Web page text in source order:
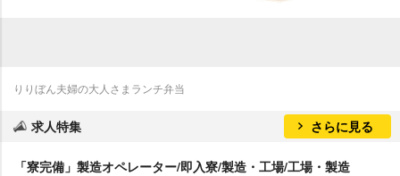
りりぼん夫婦の大人さまランチ弁当
求人特集 さらに見る
「寮完備」製造オペレーター/即入寮/製造・工場/工場・製造